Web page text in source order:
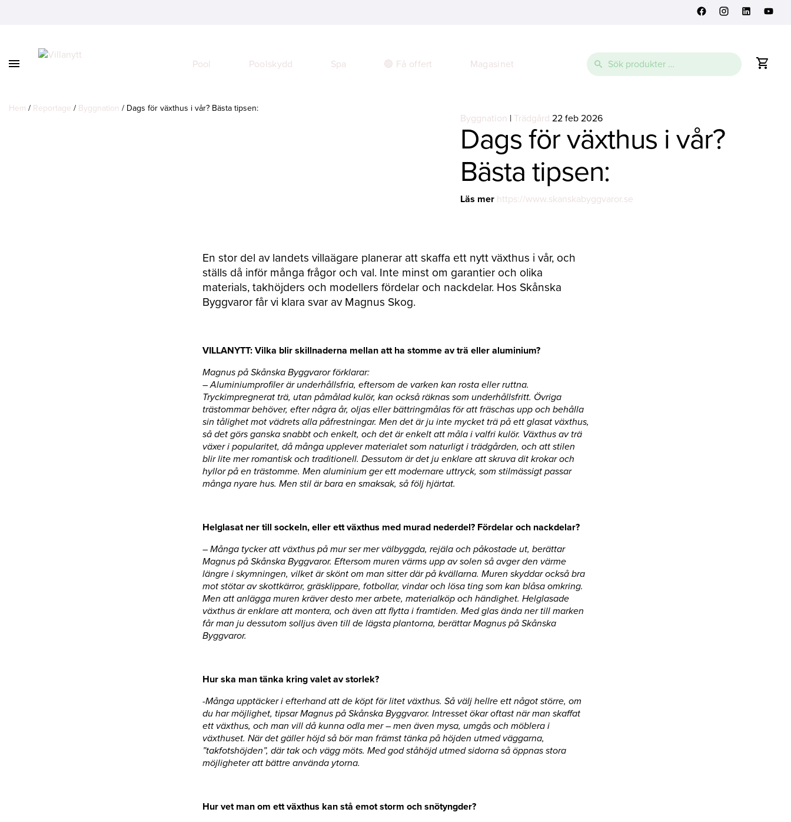
Vidare
Pool Poolskydd Spa 🟢 Få offert Magasinet
Sök
efter:
Visa
Hem / Reportage / Byggnation / Dags för växthus i vår? Bästa tipsen:
Byggnation | Trädgård 22 feb 2026
Dags för växthus i vår?
Bästa tipsen:
Läs mer https://www.skanskabyggvaror.se
En stor del av landets villaägare planerar att skaffa ett nytt växthus i vår, och
ställs då inför många frågor och val. Inte minst om garantier och olika
materials, takhöjders och modellers fördelar och nackdelar. Hos Skånska
Byggvaror får vi klara svar av Magnus Skog.
VILLANYTT: Vilka blir skillnaderna mellan att ha stomme av trä eller aluminium?
Magnus på Skånska Byggvaror förklarar:
– Aluminiumprofiler är underhållsfria, eftersom de varken kan rosta eller ruttna.
Tryckimpregnerat trä, utan påmålad kulör, kan också räknas som underhållsfritt. Övriga
trästommar behöver, efter några år, oljas eller bättringmålas för att fräschas upp och behålla
sin tålighet mot vädrets alla påfrestningar. Men det är ju inte mycket trä på ett glasat växthus,
så det görs ganska snabbt och enkelt, och det är enkelt att måla i valfri kulör. Växthus av trä
växer i popularitet, då många upplever materialet som naturligt i trädgården, och att stilen
blir lite mer romantisk och traditionell. Dessutom är det ju enklare att skruva dit krokar och
hyllor på en trästomme. Men aluminium ger ett modernare uttryck, som stilmässigt passar
många nyare hus. Men stil är bara en smaksak, så följ hjärtat.
Helglasat ner till sockeln, eller ett växthus med murad nederdel? Fördelar och nackdelar?
– Många tycker att växthus på mur ser mer välbyggda, rejäla och påkostade ut, berättar
Magnus på Skånska Byggvaror. Eftersom muren värms upp av solen så avger den värme
längre i skymningen, vilket är skönt om man sitter där på kvällarna. Muren skyddar också bra
mot stötar av skottkärror, gräsklippare, fotbollar, vindar och lösa ting som kan blåsa omkring.
Men att anlägga muren kräver desto mer arbete, materialköp och händighet. Helglasade
växthus är enklare att montera, och även att flytta i framtiden. Med glas ända ner till marken
får man ju dessutom solljus även till de lägsta plantorna, berättar Magnus på Skånska
Byggvaror.
Hur ska man tänka kring valet av storlek?
-Många upptäcker i efterhand att de köpt för litet växthus. Så välj hellre ett något större, om
du har möjlighet, tipsar Magnus på Skånska Byggvaror. Intresset ökar oftast när man skaffat
ett växthus, och man vill då kunna odla mer – men även mysa, umgås och möblera i
växthuset. När det gäller höjd så bör man främst tänka på höjden utmed väggarna,
”takfotshöjden”, där tak och vägg möts. Med god ståhöjd utmed sidorna så öppnas stora
möjligheter att bättre använda ytorna.
Hur vet man om ett växthus kan stå emot storm och snötyngder?